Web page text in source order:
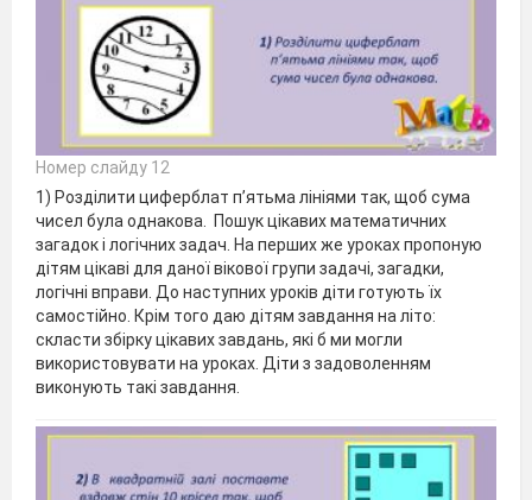
Номер слайду 12
1) Розділити циферблат п’ятьма лініями так, щоб сума
чисел була однакова. Пошук цікавих математичних
загадок і логічних задач. На перших же уроках пропоную
дітям цікаві для даної вікової групи задачі, загадки,
логічні вправи. До наступних уроків діти готують їх
самостійно. Крім того даю дітям завдання на літо:
скласти збірку цікавих завдань, які б ми могли
використовувати на уроках. Діти з задоволенням
виконують такі завдання.